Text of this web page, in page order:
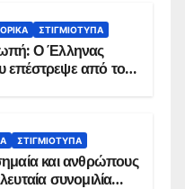
ΣΤΙΓΜΙΌΤΥΠΑ
Ο Έλληνας
επέστρεψε από το
ΣΤΙΓΜΙΌΤΥΠΑ
και ανθρώπους
συνομιλία